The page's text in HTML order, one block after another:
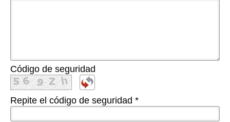
Código de seguridad
Repite el código de seguridad *